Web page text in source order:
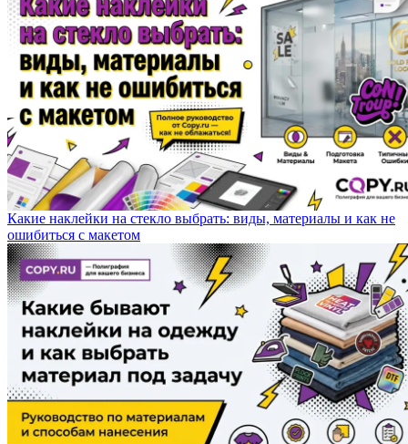
Какие наклейки на стекло выбрать: виды, материалы и как не
ошибиться с макетом